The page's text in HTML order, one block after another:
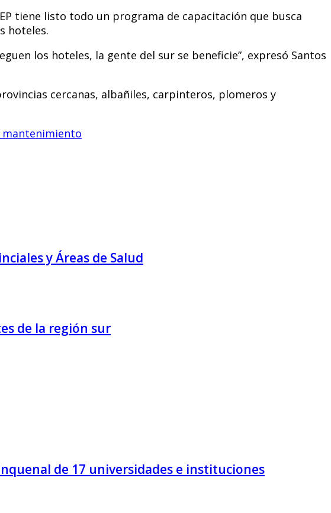
tiene listo todo un programa de capacitación que busca
hoteles.
los hoteles, la gente del sur se beneficie”, expresó Santos
cercanas, albañiles, carpinteros, plomeros y
mantenimiento
y Áreas de Salud
de la región sur
de 17 universidades e instituciones